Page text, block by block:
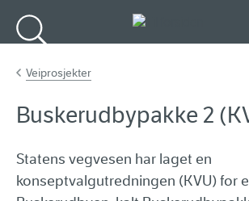
Veiprosjekter
Buskerudbypakke 2
Statens vegvesen har laget en
konseptvalgutredningen (KVU) for